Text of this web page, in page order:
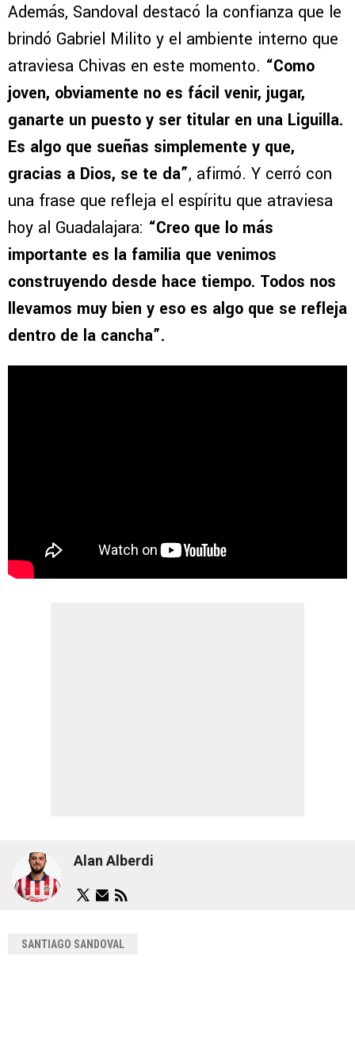
Además, Sandoval destacó la confianza que le
brindó Gabriel Milito y el ambiente interno que
atraviesa Chivas en este momento. “Como
joven, obviamente no es fácil venir, jugar,
ganarte un puesto y ser titular en una Liguilla.
Es algo que sueñas simplemente y que,
gracias a Dios, se te da”, afirmó. Y cerró con
una frase que refleja el espíritu que atraviesa
hoy al Guadalajara: “Creo que lo más
importante es la familia que venimos
construyendo desde hace tiempo. Todos nos
llevamos muy bien y eso es algo que se refleja
dentro de la cancha”.
Alan Alberdi
SANTIAGO SANDOVAL